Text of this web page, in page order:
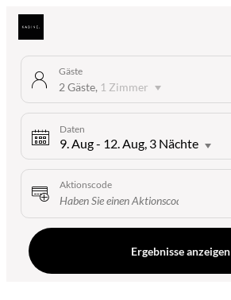
Gäste
2 Gäste, 1 Zimmer
Daten
9. Aug- 12. Aug, 3 Nächte
Aktionscode
Ergebnisse anzeigen